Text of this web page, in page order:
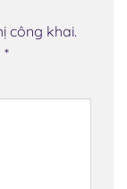
công khai.
*